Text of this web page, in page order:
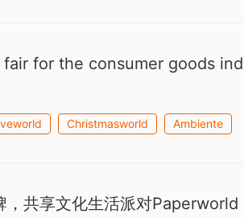
for the consumer goods
Christmasworld Ambiente
，共享文化生活派对